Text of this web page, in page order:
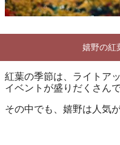
嬉野の紅
紅葉の季節は、ライトア
イベントが盛りだくさん
その中でも、嬉野は人気